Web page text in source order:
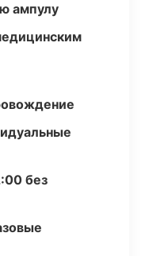
ампулу
без